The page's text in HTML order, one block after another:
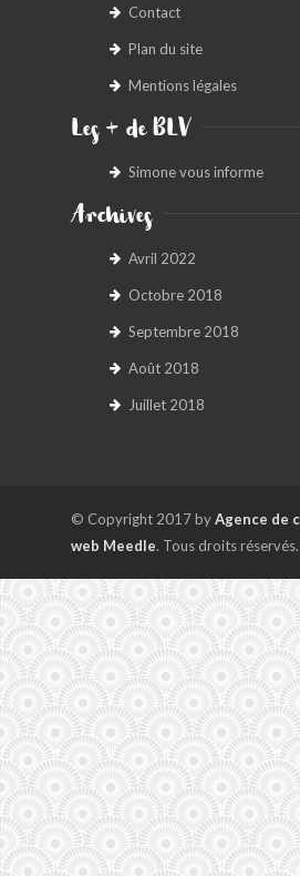
Contact
Plan du site
Mentions légales
Les + de BLV
Simone vous informe
Archives
Avril 2022
Octobre 2018
Septembre 2018
Août 2018
Juillet 2018
© Copyright 2017 byAgence de
web Meedle. Tous droits réservés.